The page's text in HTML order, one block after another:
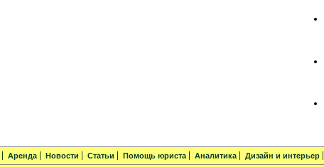
Аренда Новости Статьи Помощь юриста Аналитика Дизайн и интерьер